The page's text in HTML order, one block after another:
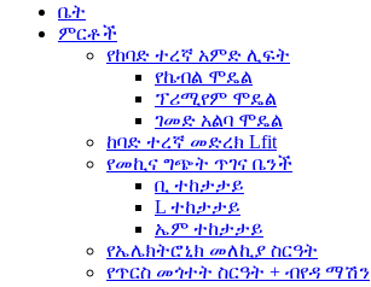
ቤት
ምርቶች
የከባድ ተረኛ አምድ ሊፍት
የኬብል ሞዴል
ፕሪሚየም ሞዴል
ገመድ አልባ ሞዴል
ከባድ ተረኛ መድረክ Lfit
የመኪና ግጭት ጥገና ቤንች
ቢ ተከታታይ
L ተከታታይ
ኤም ተከታታይ
የኤሌክትሮኒክ መለኪያ ስርዓት
የጥርስ መጎተት ስርዓት + ብየዳ ማሽን